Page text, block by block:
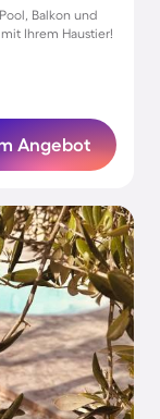
Balkon und
Ihrem Haustier!
Angebot